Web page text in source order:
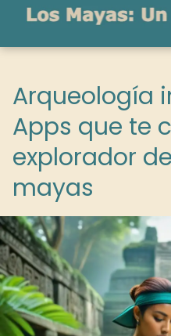
Arqueología
Apps que te
explorador
mayas